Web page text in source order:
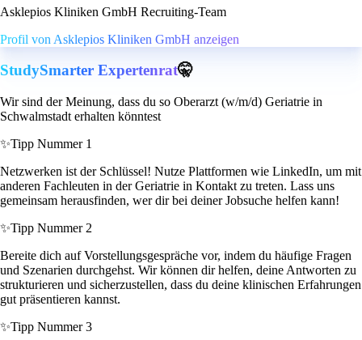
Asklepios Kliniken GmbH Recruiting-Team
Profil von Asklepios Kliniken GmbH anzeigen
StudySmarter Expertenrat🤫
Wir sind der Meinung, dass du so Oberarzt (w/m/d) Geriatrie in
Schwalmstadt erhalten könntest
✨Tipp Nummer 1
Netzwerken ist der Schlüssel! Nutze Plattformen wie LinkedIn, um mit
anderen Fachleuten in der Geriatrie in Kontakt zu treten. Lass uns
gemeinsam herausfinden, wer dir bei deiner Jobsuche helfen kann!
✨Tipp Nummer 2
Bereite dich auf Vorstellungsgespräche vor, indem du häufige Fragen
und Szenarien durchgehst. Wir können dir helfen, deine Antworten zu
strukturieren und sicherzustellen, dass du deine klinischen Erfahrungen
gut präsentieren kannst.
✨Tipp Nummer 3